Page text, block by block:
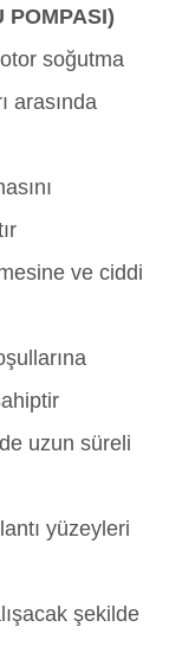
POMPASI)
soğutma
arasında
ve ciddi
uzun süreli
yüzeyleri
şekilde